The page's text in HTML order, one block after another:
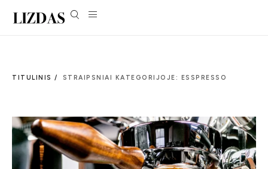
TITULINIS / STRAIPSNIAI KATEGORIJOJE: ESSPRESSO